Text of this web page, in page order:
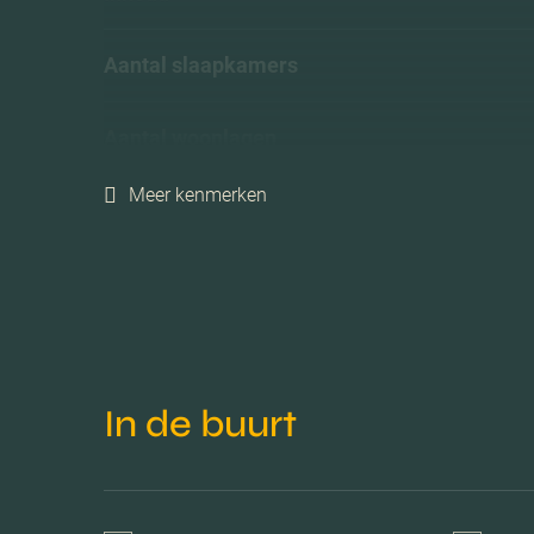
Aantal slaapkamers
Voorzieningen
Warm water
Meer kenmerken
In de buurt